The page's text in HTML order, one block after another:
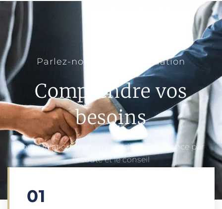
Parlez-nous de votre situation
Comprendre vos
besoins
Toute relation avec un mandant commence par
l’écoute et le conseil
01